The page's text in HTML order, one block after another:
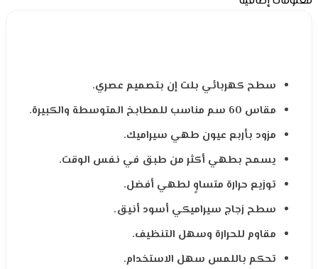
سطح كهربائي بلت إن بتصميم عصري.
مقاس 60 سم مناسب للمطابخ المتوسطة والكبيرة.
مزود بأربع عيون طهي سيراميك.
يسمح بطهي أكثر من طبق في نفس الوقت.
توزيع حرارة متساوٍ لطهي أفضل.
سطح زجاج سيراميكي أسود أنيق.
مقاوم للحرارة وسهل التنظيف.
تحكم باللمس سهل الاستخدام.